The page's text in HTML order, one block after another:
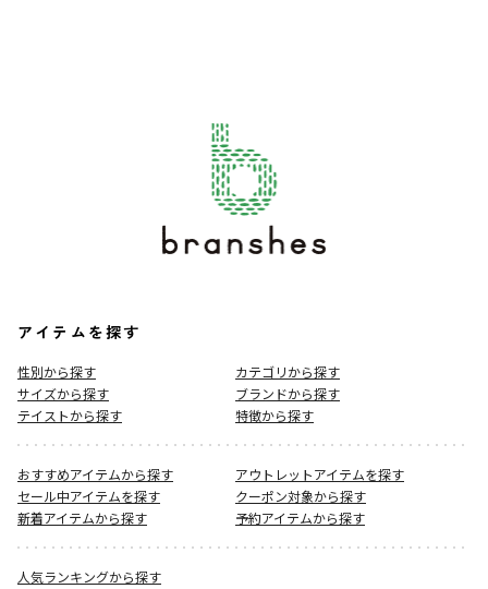
アイテムを探す
性別から探す
カテゴリから探す
サイズから探す
ブランドから探す
テイストから探す
特徴から探す
おすすめアイテムから探す
アウトレットアイテムを探す
セール中アイテムを探す
クーポン対象から探す
新着アイテムから探す
予約アイテムから探す
人気ランキングから探す